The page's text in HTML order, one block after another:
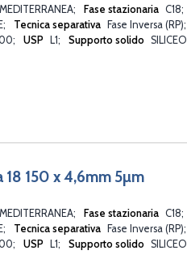
MEDITERRANEA Fase stazionaria C18
Tecnica separativa
Fase Inversa (RP)
USP L1 Supporto solido SILICEO
150 x 4,6mm 5µm
MEDITERRANEA Fase stazionaria C18
Tecnica separativa
Fase Inversa (RP)
USP L1 Supporto solido SILICEO